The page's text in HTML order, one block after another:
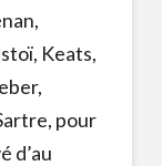
Keats,
pour
d’au